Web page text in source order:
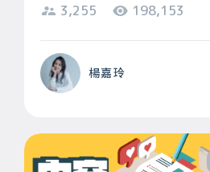
3,255 198,153
楊嘉玲